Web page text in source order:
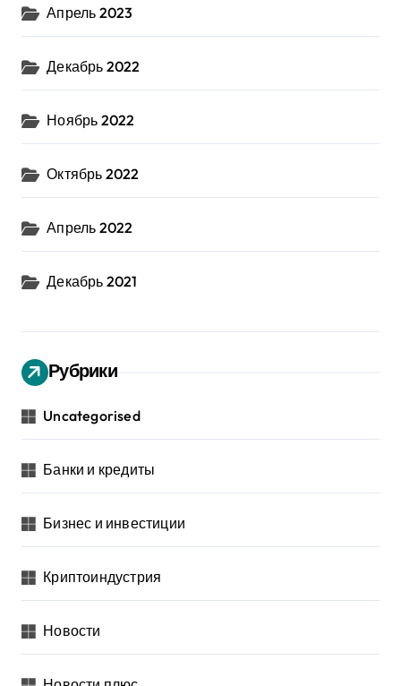
Апрель 2023
Декабрь 2022
Ноябрь 2022
Октябрь 2022
Апрель 2022
Декабрь 2021
Рубрики
Uncategorised
Банки и кредиты
Бизнес и инвестиции
Криптоиндустрия
Новости